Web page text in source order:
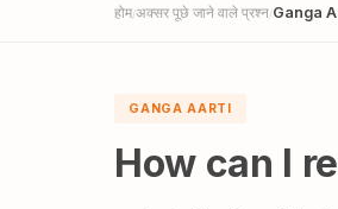
होम/अक्सर पूछे जाने वाले प्रश्न/Ganga
GANGA AARTI
How can I